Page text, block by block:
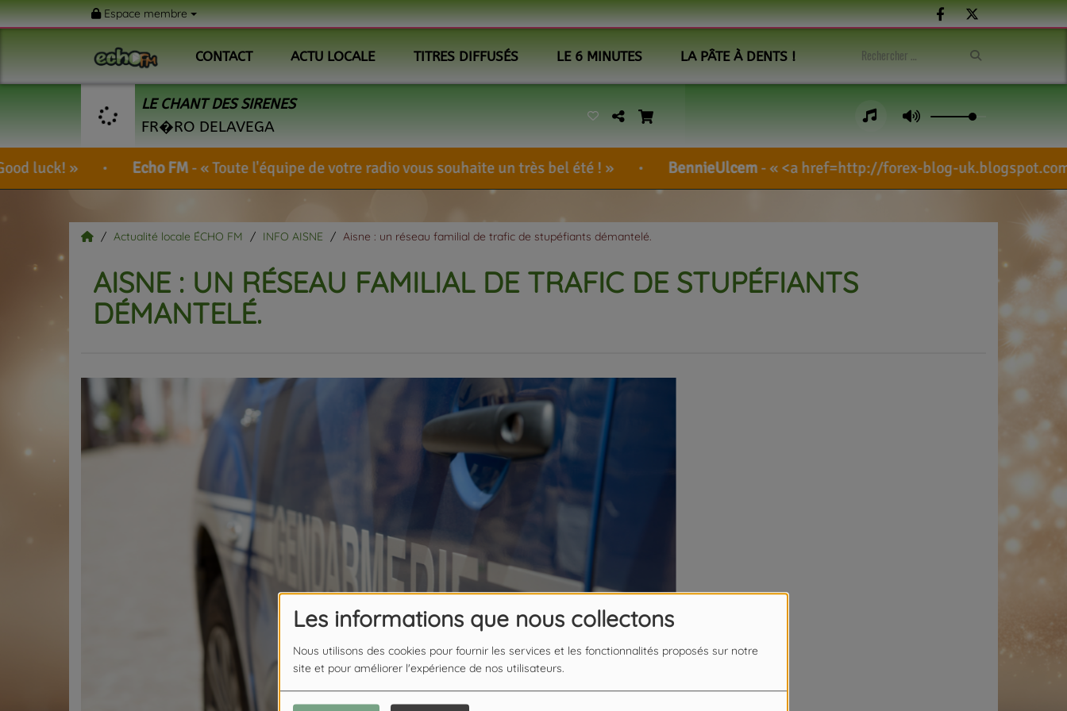
Les informations que nous collectons
Nous utilisons des cookies pour fournir les services et les fonctionnalités proposés sur notre
site et pour améliorer l'expérience de nos utilisateurs.
Espace membre
CONTACT ACTU LOCALE TITRES DIFFUSÉS LE 6 MINUTES LA PÂTE À DENTS !
LE CHANT DES SIRENES
FR�RO DELAVEGA
Echo FM Toute l'équipe de votre radio vous souhaite un très bel été ! BennieUlcem <a href=http://forex-blog-uk.blogspot.com/search/
Actualité locale ÉCHO FM INFO AISNE Aisne : un réseau familial de trafic de stupéfiants démantelé.
AISNE : UN RÉSEAU FAMILIAL DE TRAFIC DE STUPÉFIANTS
DÉMANTELÉ.